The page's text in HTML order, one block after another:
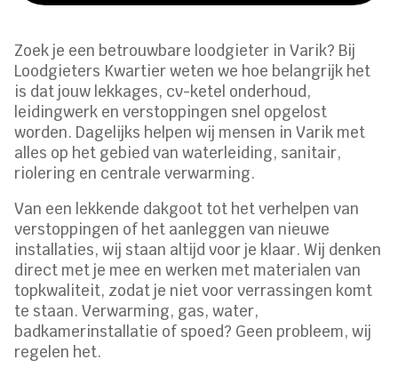
Zoek je een betrouwbare loodgieter in Varik? Bij
Loodgieters Kwartier weten we hoe belangrijk het
is dat jouw lekkages, cv-ketel onderhoud,
leidingwerk en verstoppingen snel opgelost
worden. Dagelijks helpen wij mensen in Varik met
alles op het gebied van waterleiding, sanitair,
riolering en centrale verwarming.
Van een lekkende dakgoot tot het verhelpen van
verstoppingen of het aanleggen van nieuwe
installaties, wij staan altijd voor je klaar. Wij denken
direct met je mee en werken met materialen van
topkwaliteit, zodat je niet voor verrassingen komt
te staan. Verwarming, gas, water,
badkamerinstallatie of spoed? Geen probleem, wij
regelen het.